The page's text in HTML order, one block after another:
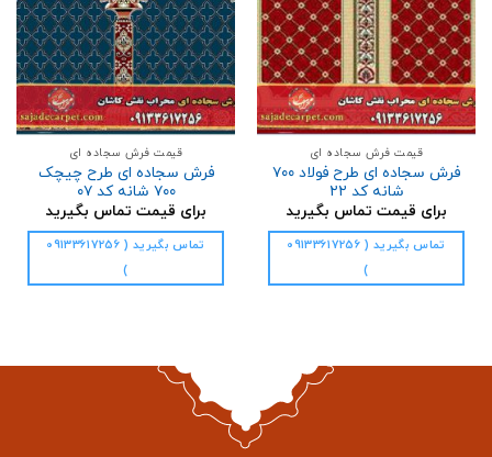
قیمت فرش سجاده ای
فرش سجاده ای طرح فولاد ۷۰۰
شانه کد ۲۲
برای قیمت تماس بگیرید
تماس بگیرید ( 09133617256
)
قیمت فرش سجاده ای
فرش سجاده ای طرح چیچک
۷۰۰ شانه کد ۰۷
برای قیمت تماس بگیرید
تماس بگیرید ( 09133617256
)